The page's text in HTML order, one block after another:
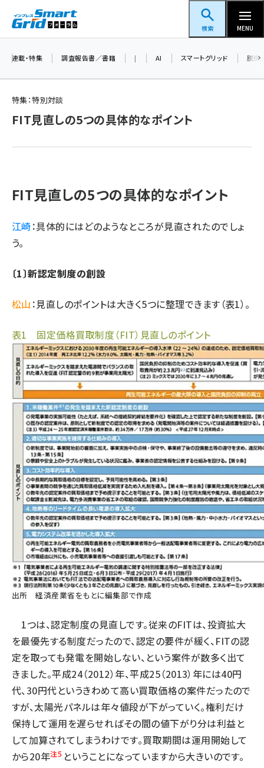
ン
スマートグリッドフォーラム
検索 MENU
新井宏征 (278)
ngn (265)
連載・特集 調査報告書／書籍 | AI スマートグリッド 脱炭
特集：特別対談
FIT見直しの5つの具体的なポイント
FIT見直しの5つの具体的なポイント
江崎：具体的にはどのようなところが見直されたのでしょ
う。
〔1〕新認定制度の創設
松山 ：見直しのポイントは大きく5つに整理できます（表1）。
表1 固定価格買取制度（FIT）見直しのポイント
出所経済産業省をもとに編集部で作成
1つは、認定制度の見直しです。従来のFITは、投資拡大
を最優先する制度だったので、認定の要件が緩く、FITの認
定を取っても発電を開始しない、という案件が数多く出て
きました。平成24（2012）年、平成25（2013）年には40円
代、30円代というきわめて高い買取価格の案件だったので
すが、太陽光パネルは年々値段が下がっていく。権利だけ
保持して運用を遅らせればその間の値下がり分は利益と
して加算されてしまうわけです。買取期間は運用開始して
から20年注5 ということになっていますから大きいのです。